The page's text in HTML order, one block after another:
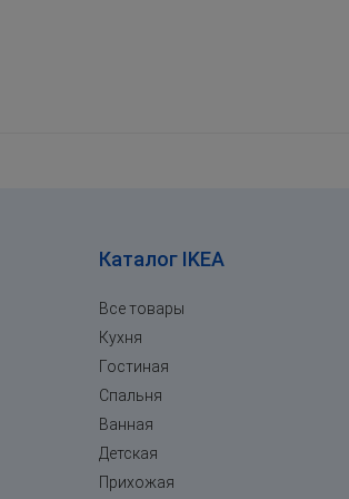
Каталог IKEA
Все товары
Кухня
Гостиная
Спальня
Ванная
Детская
Прихожая